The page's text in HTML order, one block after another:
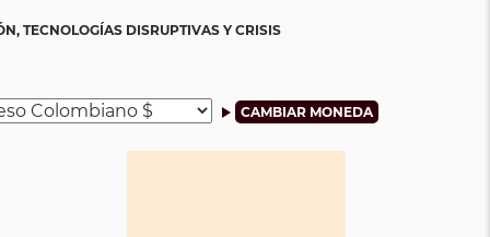
TECNOLOGÍAS DISRUPTIVAS Y CRISIS